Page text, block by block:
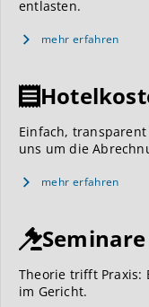
entlasten.
mehr erfahren
Einfach,
uns um die
mehr erfahren
Theorie trifft Praxis:
im Gericht.